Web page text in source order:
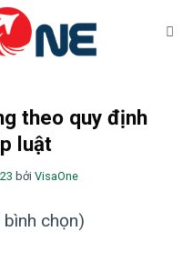
theo quy định
luật
bởi VisaOne
chọn)